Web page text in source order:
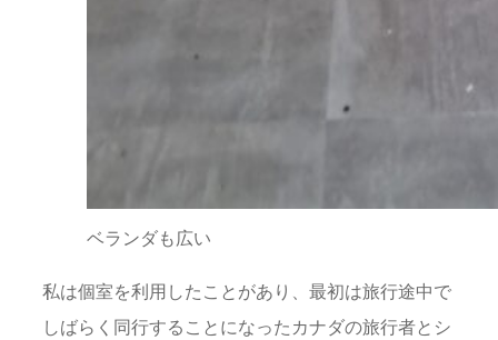
ベランダも広い
私は個室を利用したことがあり、最初は旅行途中で
しばらく同行することになったカナダの旅行者とシ